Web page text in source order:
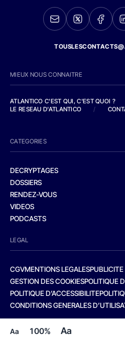
Aa 100% Aa
MIEUX NOUS CONNAITRE
ATLANTICO C'EST QUI, C'EST QUOI ?
LE RESEAU D'ATLANTICO
/
CATEGORIES
DECRYPTAGES
DOSSIERS
RENDEZ-VOUS
VIDEOS
PODCASTS
LEGAL
CGVMENTIONS LEGALES
GESTION DES COOKIESPOLITIQUE
POLITIQUE D’ACCESSIBILITE
CONDITIONS GENERALES